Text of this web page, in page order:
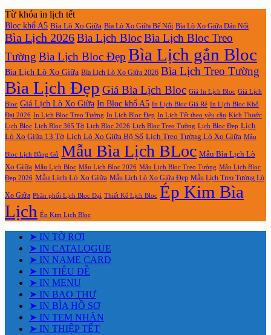
Từ khóa in lịch tết
Bloc khổ A5 Bìa Lò Xo Giữa Bìa Lò Xo Giữa Bế Nổi Bìa Lò Xo Giữa Dán Nổi
Bìa Lịch 2026Bìa Lịch BlocBìa Lịch Bloc Treo
Tường Bìa Lịch Bloc Đẹp Bìa Lịch gắn Bloc
Bìa Lịch Lò Xo Giữa Bìa Lịch Lò Xo Giữa 2026 Bìa Lịch Treo Tường
Bìa Lịch Đẹp Giá Bìa Lịch Bloc Giá In Lịch Bloc Giá Lịch
Bloc Giá Lịch Lò Xo Giữa In Bloc khổ A5 In Lịch Bloc Giá Rẻ In Lịch Bloc Khổ
Đại 2026 In Lịch Bloc Treo Tường In Lịch Bloc Đẹp In Lịch Tết theo yêu cầu Kích Thước
Lịch Bloc Lịch Bloc 365 Tờ Lịch Bloc 2026 Lịch Bloc Treo Tường Lịch Bloc Đẹp Lịch
Lò Xo Giữa 13 Tờ Lịch Lò Xo Giữa Bộ Số Lịch Treo Tường Lò Xo Giữa Mẫu
Bloc Lịch Bằng Gỗ Mẫu Bìa Lịch BLoc Mẫu Bìa Lịch Lò
Xo Giữa Mẫu Lịch Bloc Mẫu Lịch Bloc 2026 Mẫu Lịch Bloc Treo Tường Mẫu Lịch Bloc
Đẹp 2026 Mẫu Lịch Lò Xo Giữa Mẫu Lịch Lò Xo Giữa Đẹp Mẫu Lịch Treo Tường Lò
Xo Giữa Phân phối Lịch Bloc Đại Thiết Kế Lịch Bloc Ép Kim Bìa
Lịch Ép Kim Lịch Bloc
➤ IN TỜ RƠI
➤ IN CATALOGUE
➤ IN NAME CARD
➤ IN TIÊU ĐỀ
➤ IN MENU
➤ IN BAO THƯ
➤ IN BÌA HỒ SƠ
➤ IN TEM NHÃN
➤ IN THIỆP TẾT